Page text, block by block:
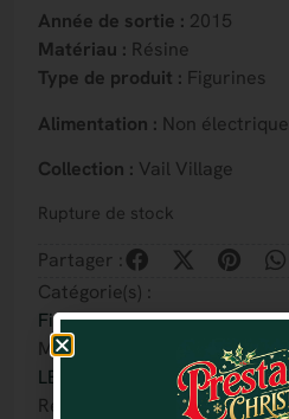
Année de sortie : 2015
Matériau : Résine
Type de produit : Figurines
Alimentation : Non électrique
Collection : Vail Village
Rupture de stock
Partager :
Catégorie(s) :
Figurines
Marque :
LEMAX
Référence : 728162523365